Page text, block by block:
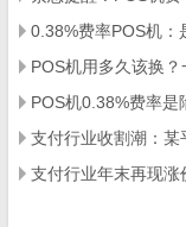
0.38%费率POS机：
POS机用多久该换
支付行业收割潮：